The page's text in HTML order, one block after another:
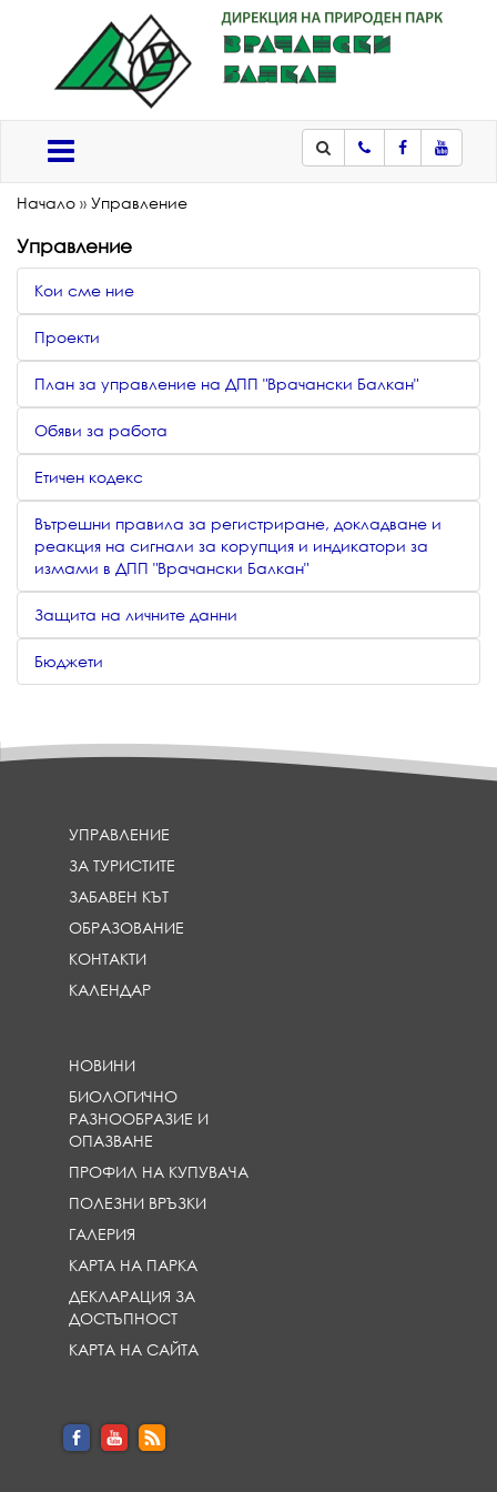
ТелефонFacebook
Начало » Управление
Управление
Кои сме ние
Проекти
План за управление на ДПП "Врачански Балкан"
Обяви за работа
Етичен кодекс
Вътрешни правила за регистриране, докладване и
реакция на сигнали за корупция и индикатори за
измами в ДПП "Врачански Балкан"
Защита на личните данни
Бюджети
УПРАВЛЕНИЕ
ЗА ТУРИСТИТЕ
ЗАБАВЕН КЪТ
ОБРАЗОВАНИЕ
КОНТАКТИ
КАЛЕНДАР
НОВИНИ
БИОЛОГИЧНО
РАЗНООБРАЗИЕ И
ОПАЗВАНЕ
ПРОФИЛ НА КУПУВАЧА
ПОЛЕЗНИ ВРЪЗКИ
ГАЛЕРИЯ
КАРТА НА ПАРКА
ДЕКЛАРАЦИЯ ЗА
ДОСТЪПНОСТ
КАРТА НА САЙТА